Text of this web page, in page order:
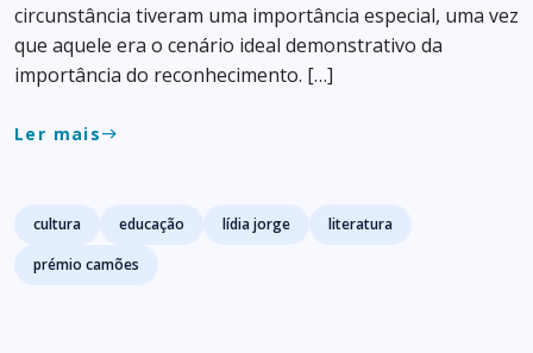
circunstância tiveram uma importância especial, uma vez
que aquele era o cenário ideal demonstrativo da
importância do reconhecimento. […]
Ler maiseast
Tags
cultura educação lídia jorge
literatura
prémio camões